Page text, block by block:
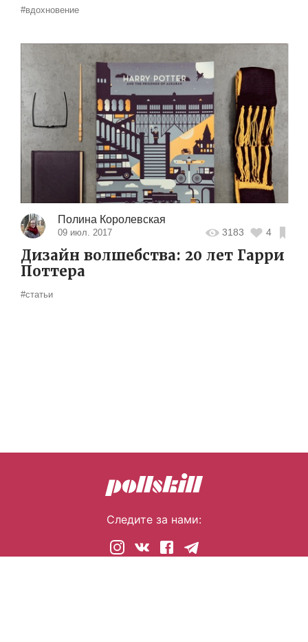
#вдохновение
Полина Королевская
09 июл. 2017 3183 4
Дизайн волшебства: 20 лет Гарри
Поттера
#статьи
Следите за нами: